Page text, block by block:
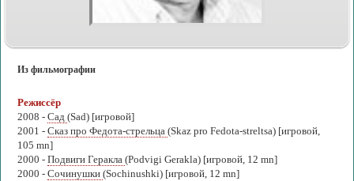
Из фильмографии
Режиссёр
2008 - Сад (Sad) [игровой]
2001 - Сказ про Федота-стрельца (Skaz pro Fedota-streltsa) [игровой,
105 mn]
2000 - Подвиги Геракла (Podvigi Gerakla) [игровой, 12 mn]
2000 - Сочинушки (Sochinushki) [игровой, 12 mn]